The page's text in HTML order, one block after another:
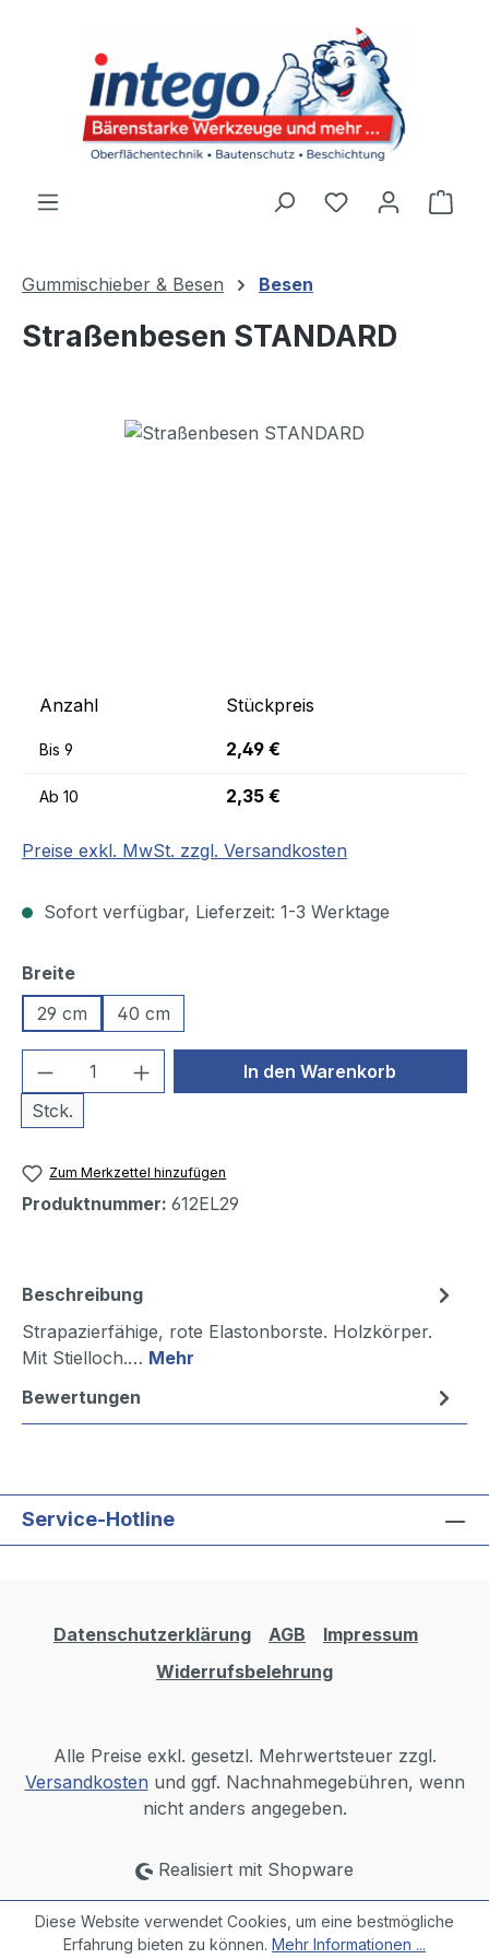
Du hast 0
Gummischieber & Besen Besen
Straßenbesen STANDARD
Bildergalerie überspringen
Anzahl Stückpreis
Bis 9 2,49 €
Ab 10 2,35 €
Preise exkl. MwSt. zzgl. Versandkosten
Sofort verfügbar, Lieferzeit: 1-3 Werktage
Breiteauswählen
29 cm
40 cm
Produkt Anzahl: Gib den
Stck.
In den Warenkorb
Zum Merkzettel hinzufügen
Produktnummer: 612EL29
Beschreibung
Strapazierfähige, rote Elastonborste. Holzkörper.
Mit Stielloch.… Mehr
Bewertungen
Service-Hotline
Datenschutzerklärung AGB
Impressum
Widerrufsbelehrung
Alle Preise exkl. gesetzl. Mehrwertsteuer zzgl.
Versandkosten und ggf. Nachnahmegebühren, wenn
nicht anders angegeben.
Realisiert mit Shopware
Diese Website verwendet Cookies, um eine bestmögliche
Erfahrung bieten zu können. Mehr Informationen ...